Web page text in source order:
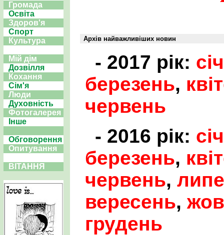
Громада
Освіта
Здоров'я
Спорт
Культура
Мій дім
Дозвілля
Кохання
Сім'я
Люди
Духовність
Фотогалерея
Інше
Обговорення
Опитування
ВІТАННЯ
Архів найважливіших новин
- 2017 рік:
березень,
червень
- 2016 рік:
березень,
червень,
вересень,
грудень